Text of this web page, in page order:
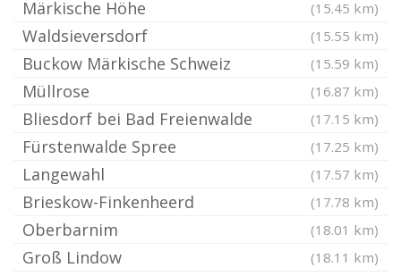
Märkische Höhe (15.45 km)
Waldsieversdorf (15.55 km)
Buckow Märkische Schweiz (15.59 km)
Müllrose (16.87 km)
Bliesdorf bei Bad Freienwalde (17.15 km)
Fürstenwalde Spree (17.25 km)
Langewahl (17.57 km)
Brieskow-Finkenheerd (17.78 km)
Oberbarnim (18.01 km)
Groß Lindow (18.11 km)